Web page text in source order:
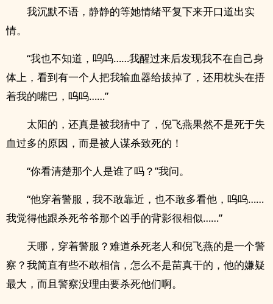
我沉默不语，静静的等她情绪平复下来开口道出实
情。
“我也不知道，呜呜……我醒过来后发现我不在自己身
体上，看到有一个人把我输血器给拔掉了，还用枕头在捂
着我的嘴巴，呜呜……”
太阳的，还真是被我猜中了，倪飞燕果然不是死于失
血过多的原因，而是被人谋杀致死的！
“你看清楚那个人是谁了吗？”我问。
“他穿着警服，我不敢靠近，也不敢多看他，呜呜……
我觉得他跟杀死爷爷那个凶手的背影很相似……”
天哪，穿着警服？难道杀死老人和倪飞燕的是一个警
察？我简直有些不敢相信，怎么不是苗真干的，他的嫌疑
最大，而且警察没理由要杀死他们啊。